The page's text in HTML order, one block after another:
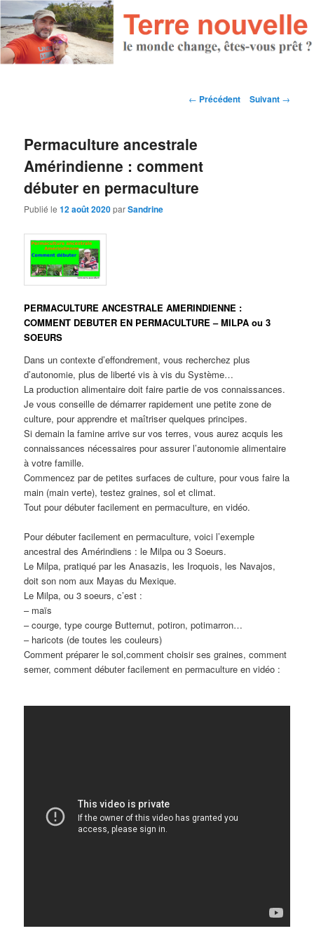
Navigation des articles
← Précédent Suivant →
Permaculture ancestrale
Amérindienne : comment
débuter en permaculture
Publié le12 août 2020parSandrine
PERMACULTURE ANCESTRALE AMERINDIENNE :
COMMENT DEBUTER EN PERMACULTURE – MILPA ou 3
SOEURS
Dans un contexte d’effondrement, vous recherchez plus
d’autonomie, plus de liberté vis à vis du Système…
La production alimentaire doit faire partie de vos connaissances.
Je vous conseille de démarrer rapidement une petite zone de
culture, pour apprendre et maîtriser quelques principes.
Si demain la famine arrive sur vos terres, vous aurez acquis les
connaissances nécessaires pour assurer l’autonomie alimentaire
à votre famille.
Commencez par de petites surfaces de culture, pour vous faire la
main (main verte), testez graines, sol et climat.
Tout pour débuter facilement en permaculture, en vidéo.
Pour débuter facilement en permaculture, voici l’exemple
ancestral des Amérindiens : le Milpa ou 3 Soeurs.
Le Milpa, pratiqué par les Anasazis, les Iroquois, les Navajos,
doit son nom aux Mayas du Mexique.
Le Milpa, ou 3 soeurs, c’est :
– maïs
– courge, type courge Butternut, potiron, potimarron…
– haricots (de toutes les couleurs)
Comment préparer le sol,comment choisir ses graines, comment
semer, comment débuter facilement en permaculture en vidéo :